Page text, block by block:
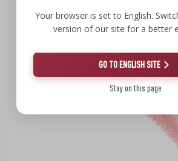
Your browser is set to English.
version of our site for a better
GO TO ENGLISH SITE
Stay on this page